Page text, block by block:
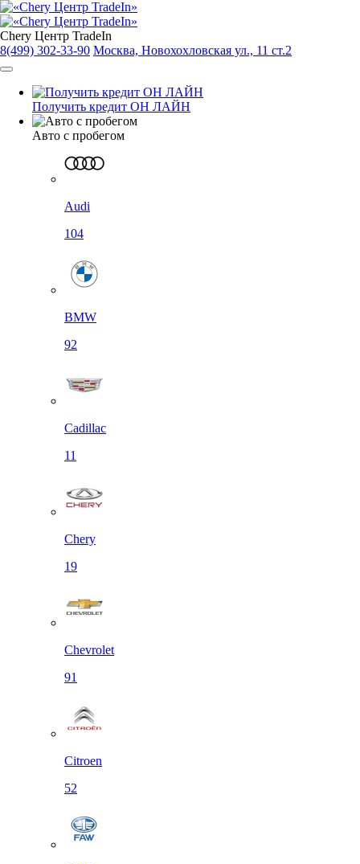
Chery Центр TradeIn
8(499) 302-33-90 Москва, Новохохловская ул., 11 ст.2
Получить кредит ОН ЛАЙН
Авто с пробегом
Audi
104
BMW
92
Cadillac
11
Chery
19
Chevrolet
91
Citroen
52